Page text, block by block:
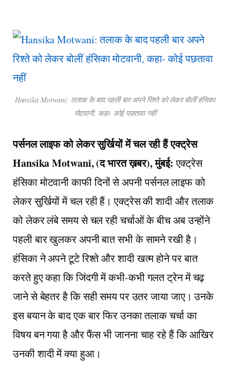
Hansika Motwani: तलाक के बाद पहली बार अपने रिश्ते को लेकर बोलीं हंसिका
मोटवानी, कहा- कोई पछतावा नहीं
पर्सनल लाइफ को लेकर सुर्खियों में चल रही हैं एक्ट्रेस
Hansika Motwani, (द भारत ख़बर), मुंबई: एक्ट्रेस
हंसिका मोटवानी काफी दिनों से अपनी पर्सनल लाइफ को
लेकर सुर्खियों में चल रही हैं। एक्ट्रेस की शादी और तलाक
को लेकर लंबे समय से चल रही चर्चाओं के बीच अब उन्होंने
पहली बार खुलकर अपनी बात सभी के सामने रखी है।
हंसिका ने अपने टूटे रिश्ते और शादी खत्म होने पर बात
करते हुए कहा कि जिंदगी में कभी-कभी गलत ट्रेन में चढ़
जाने से बेहतर है कि सही समय पर उतर जाया जाए। उनके
इस बयान के बाद एक बार फिर उनका तलाक चर्चा का
विषय बन गया है और फैंस भी जानना चाह रहे हैं कि आखिर
उनकी शादी में क्या हुआ।